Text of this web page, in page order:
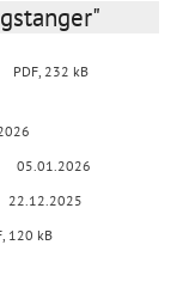
PDF, 232 kB
05.01.2026
22.12.2025
120 kB